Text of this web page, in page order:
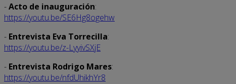
-Acto de inauguración:
https://youtu.be/SE6Hg8ogehw
- Entrevista Eva Torrecilla:
https://youtu.be/z-LyyivSXjE
- Entrevista Rodrigo Mares:
https://youtu.be/nfdUhikhYr8